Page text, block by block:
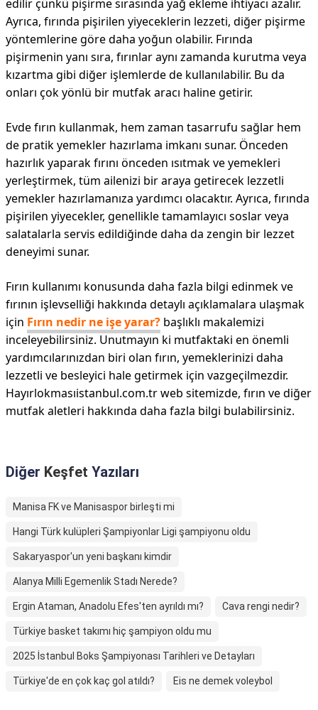
edilir çünkü pişirme sırasında yağ ekleme ihtiyacı azalır.
Ayrıca, fırında pişirilen yiyeceklerin lezzeti, diğer pişirme
yöntemlerine göre daha yoğun olabilir. Fırında
pişirmenin yanı sıra, fırınlar aynı zamanda kurutma veya
kızartma gibi diğer işlemlerde de kullanılabilir. Bu da
onları çok yönlü bir mutfak aracı haline getirir.
Evde fırın kullanmak, hem zaman tasarrufu sağlar hem
de pratik yemekler hazırlama imkanı sunar. Önceden
hazırlık yaparak fırını önceden ısıtmak ve yemekleri
yerleştirmek, tüm ailenizi bir araya getirecek lezzetli
yemekler hazırlamanıza yardımcı olacaktır. Ayrıca, fırında
pişirilen yiyecekler, genellikle tamamlayıcı soslar veya
salatalarla servis edildiğinde daha da zengin bir lezzet
deneyimi sunar.
Fırın kullanımı konusunda daha fazla bilgi edinmek ve
fırının işlevselliği hakkında detaylı açıklamalara ulaşmak
için Fırın nedir ne işe yarar? başlıklı makalemizi
inceleyebilirsiniz. Unutmayın ki mutfaktaki en önemli
yardımcılarınızdan biri olan fırın, yemeklerinizi daha
lezzetli ve besleyici hale getirmek için vazgeçilmezdir.
Hayırlokmasıistanbul.com.tr web sitemizde, fırın ve diğer
mutfak aletleri hakkında daha fazla bilgi bulabilirsiniz.
Diğer Keşfet Yazıları
Manisa FK ve Manisaspor birleşti mi
Hangi Türk kulüpleri Şampiyonlar Ligi şampiyonu oldu
Sakaryaspor'un yeni başkanı kimdir
Alanya Milli Egemenlik Stadı Nerede?
Ergin Ataman, Anadolu Efes'ten ayrıldı mı? Cava rengi nedir?
Türkiye basket takımı hiç şampiyon oldu mu
2025 İstanbul Boks Şampiyonası Tarihleri ve Detayları
Türkiye'de en çok kaç gol atıldı? Eis ne demek voleybol